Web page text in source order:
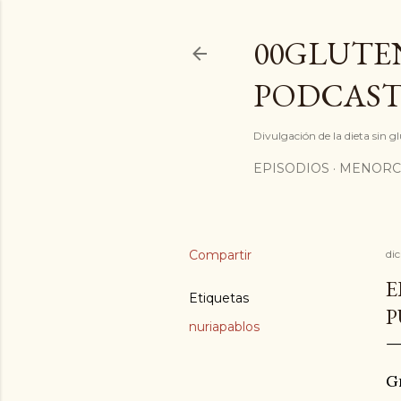
Divulgación de la dieta sin
EPISODIOS
Compartir
Etiquetas
nuriapablos